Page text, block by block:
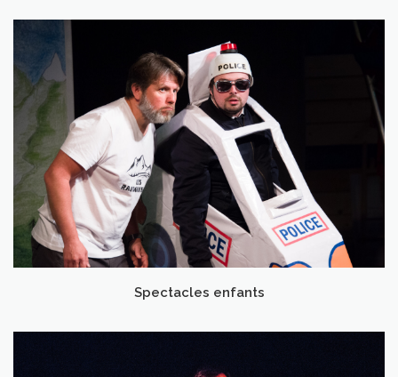
Spectacles enfants